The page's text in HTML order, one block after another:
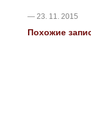
— 23. 11. 2015
Похожие